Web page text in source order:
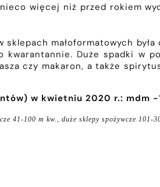
więcej niż przed rokiem
małoformatowych
kwarantannie. Duże spadki w
czy makaron, a także
w kwietniu 2020 r.: mdm -
41-100 m kw., duże sklepy spożywcze 101-